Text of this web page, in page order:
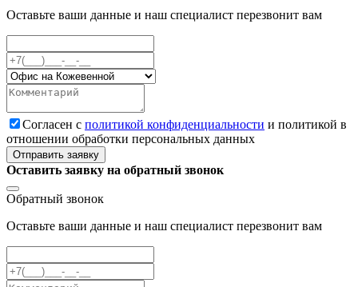
Оставьте ваши данные и наш специалист перезвонит вам
Cогласен с политикой конфиденциальности и политикой в
отношении обработки персональных данных
Отправить заявку
Оставить заявку на обратный звонок
Обратный звонок
Оставьте ваши данные и наш специалист перезвонит вам